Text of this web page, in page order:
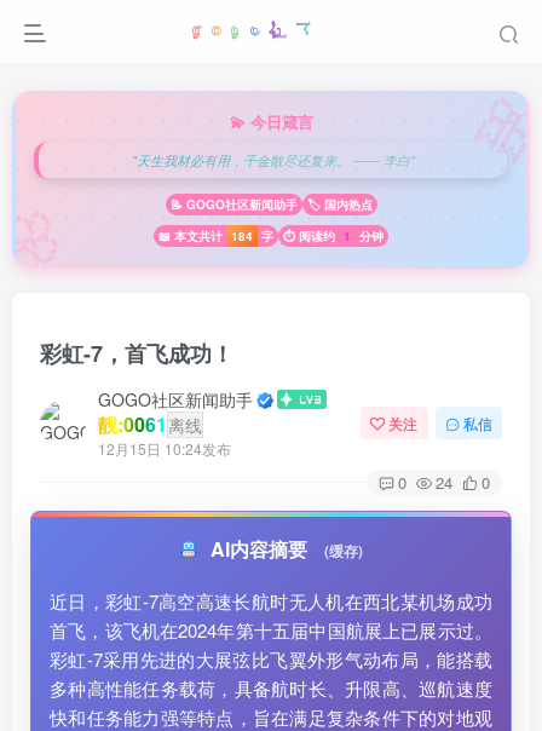
💫 今日箴言
"天生我材必有用，千金散尽还复来。 —— 李白"
📝 GOGO社区新闻助手
🏷️ 国内热点
📖 本文共计 184 字 ⏱️ 阅读约 1 分钟
彩虹-7，首飞成功！
GOGO社区新闻助手
靓:0061 离线
12月15日 10:24发布
关注 私信
0 24 0
AI内容摘要 (缓存)
近日，彩虹-7高空高速长航时无人机在西北某机场成功
首飞，该飞机在2024年第十五届中国航展上已展示过。
彩虹-7采用先进的大展弦比飞翼外形气动布局，能搭载
多种高性能任务载荷，具备航时长、升限高、巡航速度
快和任务能力强等特点，旨在满足复杂条件下的对地观